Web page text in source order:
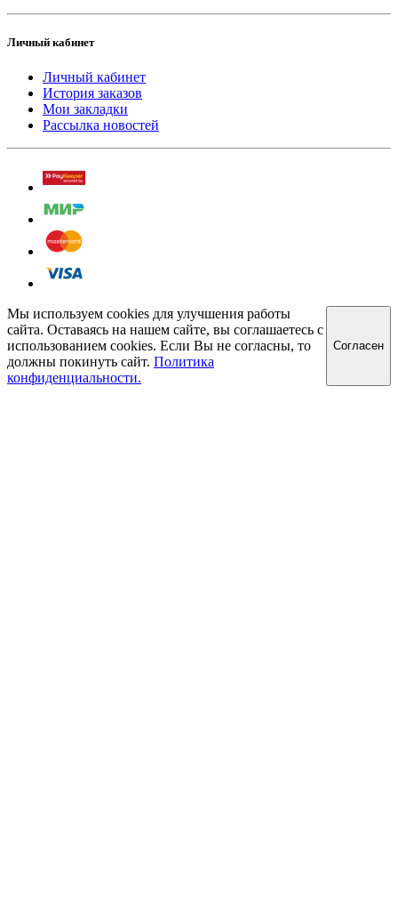
Личный кабинет
Личный кабинет
История заказов
Мои закладки
Рассылка новостей
Мы используем cookies для улучшения работы
сайта. Оставаясь на нашем сайте, вы соглашаетесь с
использованием cookies. Если Вы не согласны, то
должны покинуть сайт. Политика
конфиденциальности.
Cогласен